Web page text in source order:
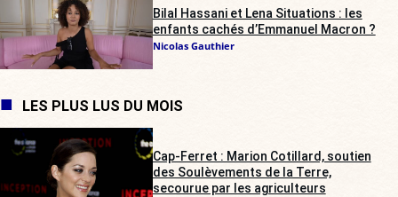
Bilal Hassani et Lena Situations : les
enfants cachés d’Emmanuel Macron ?
Nicolas Gauthier
LES PLUS LUS DU MOIS
Cap-Ferret : Marion Cotillard, soutien
des Soulèvements de la Terre,
secourue par les agriculteurs